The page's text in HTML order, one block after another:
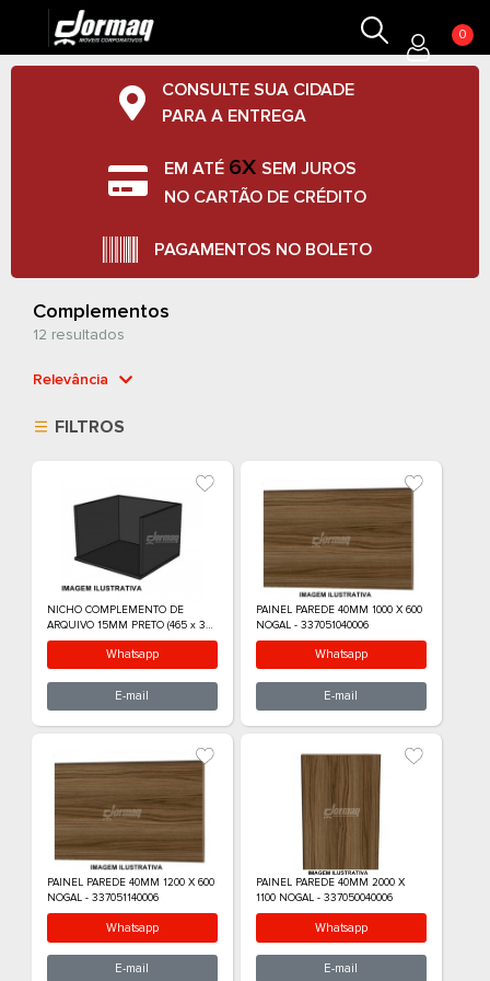
0
CONSULTE SUA CIDADE
PARA A ENTREGA
EM ATÉ 6X SEM JUROS
NO CARTÃO DE CRÉDITO
PAGAMENTOS NO BOLETO
Complementos
12 resultados
Relevância
Maior Preço
Ordem Alfabética
FILTROS
NICHO COMPLEMENTO DE
ARQUIVO 15MM PRETO (465 x 320
x 420) 15mm - 337010815004
Whatsapp
PAINEL PAREDE
NOGAL -